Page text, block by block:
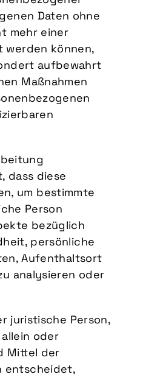
Daten ohne
mehr einer
werden können,
aufbewahrt
Maßnahmen
dass diese
um bestimmte
Person
bezüglich
persönliche
Aufenthaltsort
analysieren oder
juristische Person,
oder
Mittel der
entscheidet,